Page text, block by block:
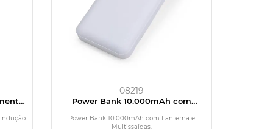
08219
Power Bank 10.000mAh com
Power Bank 10.000mAh com Lanterna e
Multissaídas.